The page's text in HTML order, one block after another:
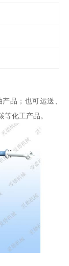
品；也可运送、
化工产品。